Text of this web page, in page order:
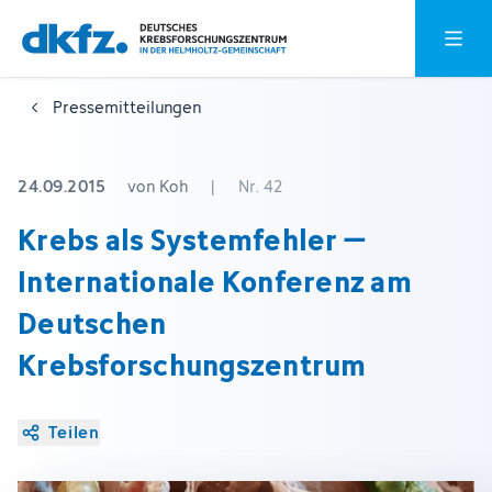
Zum
Hauptinhalt
springen
Zur
Fußzeile
springen
Pressemitteilungen
24.09.2015 von Koh | Nr. 42
Krebs als Systemfehler –
Internationale Konferenz am
Deutschen
Krebsforschungszentrum
Teilen